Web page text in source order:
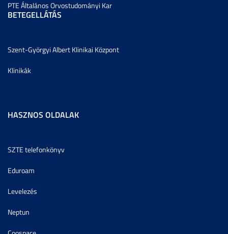
PTE Általános Orvostudományi Kar
BETEGELLÁTÁS
Szent-Györgyi Albert Klinikai Központ
Klinikák
HASZNOS OLDALAK
SZTE telefonkönyv
Eduroam
Levelezés
Neptun